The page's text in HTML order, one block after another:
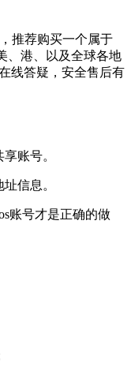
推荐购买一个属于
、港、以及全球各地
线答疑，安全售后有
账号。
信息。
账号才是正确的做